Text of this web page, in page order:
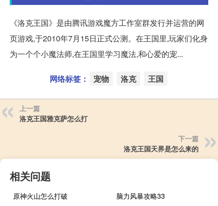
《洛克王国》是由腾讯游戏魔方工作室群发行并运营的网
页游戏,于2010年7月15日正式公测。在王国里,玩家们化身
为一个个小魔法师,在王国里学习魔法,和心爱的宠...
网络标签： 宠物 洛克 王国
上一篇
洛克王国雅克萨怎么打
下一篇
洛克王国天界是怎么来的
相关问题
原神火山怎么打破
脑力风暴攻略33